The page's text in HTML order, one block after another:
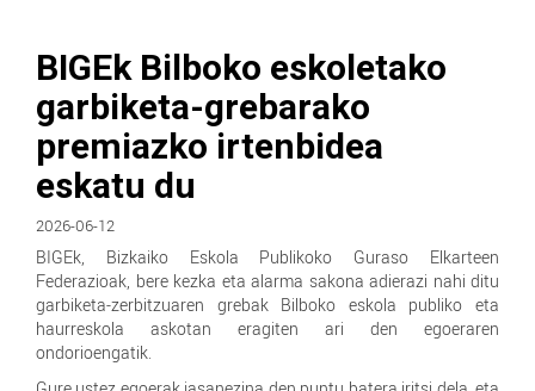
BIGEk Bilboko eskoletako
garbiketa-grebarako
premiazko irtenbidea
eskatu du
2026-06-12
BIGEk, Bizkaiko Eskola Publikoko Guraso Elkarteen
Federazioak, bere kezka eta alarma sakona adierazi nahi ditu
garbiketa-zerbitzuaren grebak Bilboko eskola publiko eta
haurreskola askotan eragiten ari den egoeraren
ondorioengatik.